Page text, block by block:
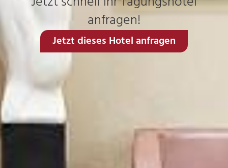
anfragen!
Jetzt dieses Hotel anfragen